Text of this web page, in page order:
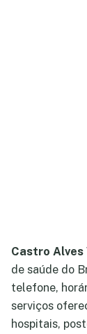
Castro Alves
de saúde do
telefone,
serviços
hospitais,